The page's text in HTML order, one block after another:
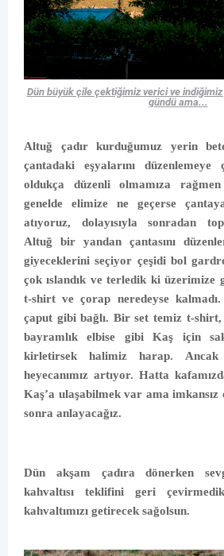
Dün büyük çile çektiğimiz verici ve indiğimiz
gündü ama...
Altuğ çadır kurduğumuz yerin
çantadaki eşyalarını düzenlemeye
oldukça düzenli olmamıza
genelde elimize ne geçerse
atıyoruz, dolayısıyla sonradan
Altuğ bir yandan çantasını
giyeceklerini seçiyor çeşidi bol
çok ıslandık ve terledik ki üzerimize
t-shirt ve çorap neredeyse
çaput gibi bağlı. Bir set temiz t-
bayramlık elbise gibi Kaş için
kirletirsek halimiz harap. Ancak
heyecanımız artıyor. Hatta
Kaş’a ulaşabilmek var ama
sonra anlayacağız.
Dün akşam çadıra dönerken
kahvaltısı teklifini geri
kahvaltımızı getirecek sağolsun.